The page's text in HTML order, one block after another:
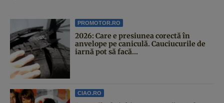
PROMOTOR.RO
2026: Care e presiunea corectă în
anvelope pe caniculă. Cauciucurile de
iarnă pot să facă...
CIAO.RO